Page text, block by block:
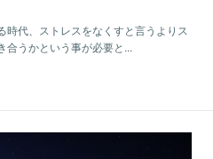
代、ストレスをなくすと言うよりス
合うかという事が必要と...